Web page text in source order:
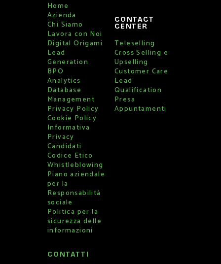
Home
Azienda
Chi Siamo
Lavora con Noi
Digital Origami
Lead
Generation
BPO
Analytics
Database
Management
Privacy Policy
Cookie Policy
Informativa
Privacy
Candidati
Codice Etico
Whistleblowing
Piano aziendale
per la
Responsabilità
sociale
Politica per la
sicurezza delle
informazioni
CONTACT
CENTER
Teleselling
Cross Selling e
Upselling
Customer Care
Lead
Qualification
Presa
Appuntamenti
CONTATTI